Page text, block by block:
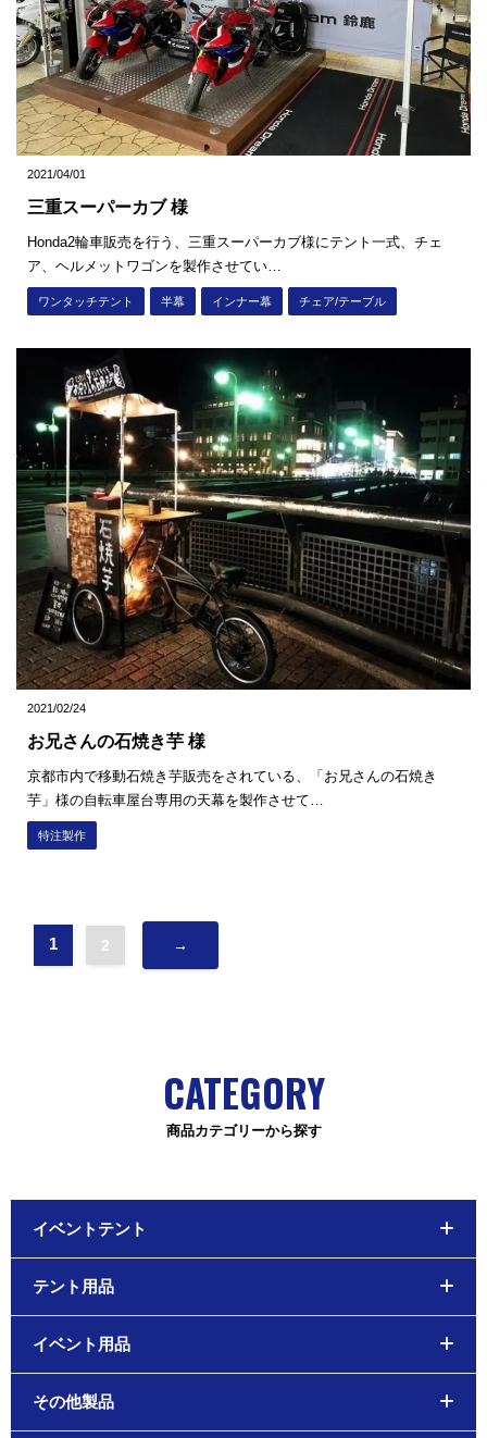
2021/04/01
三重スーパーカブ 様
Honda2輪車販売を行う、三重スーパーカブ様にテント一式、チェ
ア、ヘルメットワゴンを製作させてい…
ワンタッチテント 半幕 インナー幕 チェア/テーブル
2021/02/24
お兄さんの石焼き芋 様
京都市内で移動石焼き芋販売をされている、「お兄さんの石焼き
芋」様の自転車屋台専用の天幕を製作させて…
特注製作
1 2 →
CATEGORY
商品カテゴリーから探す
イベントテント
テント用品
イベント用品
その他製品